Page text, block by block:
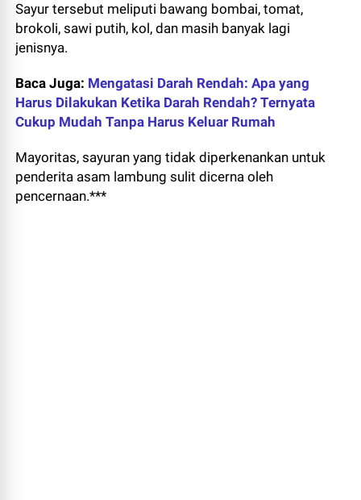
Sayur tersebut meliputi bawang bombai, tomat,
brokoli, sawi putih, kol, dan masih banyak lagi
jenisnya.
Baca Juga: Mengatasi Darah Rendah: Apa yang
Harus Dilakukan Ketika Darah Rendah? Ternyata
Cukup Mudah Tanpa Harus Keluar Rumah
Mayoritas, sayuran yang tidak diperkenankan untuk
penderita asam lambung sulit dicerna oleh
pencernaan.***